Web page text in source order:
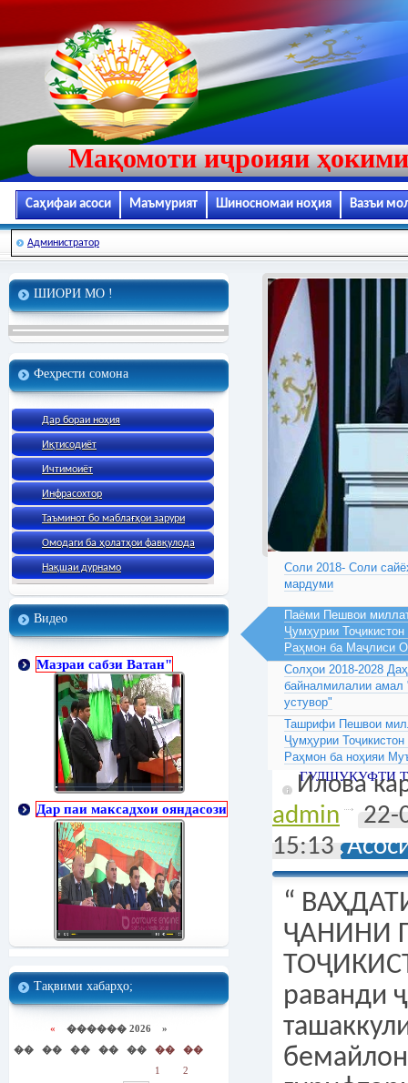
Мақомоти иҷроияи
Саҳифаи асоси Маъмурият Шиносномаи ноҳия Вазъи
Администратор
ШИОРИ МО !
Феҳрести сомона
Дар бораи ноҳия
Иқтисодиёт
Ичтимоиёт
Инфрасохтор
Таъминот бо маблағҳои зарури
Омодаги ба ҳолатҳои фавқулода
Нақшаи дурнамо
Видео
Мазраи сабзи Ватан"
Дар паи максадхои ояндасози
Тақвими хабарҳо;
« ������ 2026 »
��
�� �� �� �� ��
��
1
2
Соли 2018- Соли
мардуми
Паёми Пешвои
Ҷумҳурии
Раҳмон ба Маҷлиси
Солҳои 2018-2028
байналмилалии
устувор"
Ташрифи Пешвои
Ҷумҳурии
Раҳмон ба ноҳияи
ГУЛШУКУФТИ
Илова
admin
22-
15:13
“ ВАҲДАТИ МИЛЛӢ ҶАНИНИ ГУЛШУКУФТИ ТОҶИКИСТОН” Дар раванди ҷаҳонишавӣ ва ташаккули босуръату бемайлон, дунё гирифтори нооромиҳо ва баҳсу моҷароҳои гуногуне гардида истодааст, ки ин оромиву осоиштагӣ ва рафоқати миллатҳоро халалдор месозад. Дар ҷомеаи имрӯза кам давлатҳое, ҳастанд, ки аз калимаҳои“ Сулҳ”, “Ваҳдат”, “Дӯстӣ”, “Рафоқат” ва муродифи инҳо истифода баранду бар асоси ин калимаҳо ҳокимияти хешро бунёд созанд. Калимаи “ Ваҳдат” аслан вожаи арабӣ буда, ҳамрешаи калимаҳои “ воҳид”, “ тавҳид” , “ аҳд” ва ҳаммаънои калимаҳои “иттиҳод”,”муттаҳид” мебошад. Дар забони тоҷикӣ ин калима бо вожаҳои сулҳ, дӯстӣ, рафоқат, ҳамдилӣ ва сарҷамъӣ муродиф ҳисобида мешавад. Ин калима ҳанӯз асрҳо муқаддам дар эҷодиёти бузургони классик ва муосири мардуми мо истифода карда шудааст, ки далолат аз сулҳпарвариву иттиҳодии халқи тоҷик мекунад. Барои исботи ин гуфтаҳо, мисраъҳои вологуҳари Шайх Саъдиро мисол меоварем, ки пештоқи Созмони Миллали Муттаҳидро оро медиҳад ва ҳамчун рамзи ягонагӣ ва муттаҳидии тамоми давлатҳои ҷаҳон эътироф шудааст; Банӣ одам аъзои якдигаранд, Ки дар офариниш зи як гавҳаранд. Чу узве ба дард оварад рӯзгор, Дигар узвҳоро намонад қарор. Ё ин ки дар ҷойи дигаре Ҳофизи Шерозӣ дар мавзӯи дӯстиву якдилӣ чунин абёти зебоеро ба қалам додааст; Дарахти дӯстӣ биншон, ки коми дил ба бор орад, Ниҳоли душманӣ баркан, ки ранҷи бешумор орад. Баъдан, дар нимаи дуюми асри 20 алакай моҳияти Ваҳдат рӯ ба таҳаввул ниҳода, маънои васеътареро дар худ ҷой намуд. Дар таърих солҳои 50-60-уми асри 20 ҳамчун солҳои рӯ ба тараққӣ ва сулҳгароии миллатҳо ёдоварӣ мешавад. Зеро маҳз дар давоми ин солҳо чандин мамлакатҳои Африка ба Истиқлолият расида, бо дигар кишварҳои ҷаҳон сулҳро барқарор карданд ва ин давраро Шоири халқии Тоҷикистон Мирзо Турсунзода, ки дар ин вақт чун намояндаи ИҶШС баҳри мардумонро ба сулҳу салоҳ даъват кардан, ба мамлакатҳои Осиёву Африқо сафар мекард, дар мисраъҳои шеърияш хеле зебо тасвир кардааст; Сулҳ бо имзои моҳо – мардумони офтоб, Менамояд нақшаҳои ҷангҷӯёнро хароб. Ваҳдат занҷираеро мемонад, ки миёни қавмҳо, миллатҳо, давлатҳо ва умуман ҷомеаи ҷаҳонӣ як ҳамбастагӣ ва дӯстиеро пайваст месозад. Пойдории ҷаҳони имрӯза, бақои миллатҳо ва ҳамкориҳои босуботи давлатҳои ҷаҳон аз вуҷуди ваҳдату рафоқат дарак медиҳад. Ҳанӯз асрҳо муқаддам, инсоният кӯшиш ба харҷ медод, то мушкилоту норасоиҳои ҷойдоштаро бо роҳи сулҳ ва субот ҳал намояд. Ин раванд ҳарчанд дар шароити ҷаҳонишавӣ каме халалдор ва табдил ба таҳдиду зӯроварӣ шуда бошад ҳам, хушбахтона мазмуну моҳияти худро гум накардааст ва ҳанӯз миёни миллатҳо ва давлатҳо ҷой дорад. Азамати Ваҳдат дар он ҳувайдост, ки миллат, забон, фарҳанг, нажод ва давлат намепурсад ва ба он кор надорад. Ваҳдат як робитаи устувор аст, ки метавонад миёни дилхоҳ шахс, дилхоҳ ҷамъият, дилхоҳ халқу миллат ва давлатҳо ба воситаи қалбу ақл барқарор гардад. Доираи Ваҳдат маҳдуд нест ва ҳар он кас, ки ин ҷодаро пеша кунад, бешубҳа ба баҳористони сабзтарини ҳаёт мерасад. Муқаддасоти миллии мо ва ҳама арзишҳои волои ин сарзамин - забон, фарҳанг, Истиқлолият, озодӣ ва дигар муқаддасоти давлати мо он вақт маъно пайдо мекунанд, он вақт муқаддас ҳисобида мешаванд, ки дар сарзаминамон Ваҳдати миллӣ барқарор бошад. Ваҳдати миллӣ чист? Ваҳдати миллӣ эҳсоси ягонагӣ, ҳамсириштӣ, ҳамдигарфаҳмӣ ва пойдории як халқ, як миллат аст. Барои ба вуҷуд омадану шакл гирифтан, пойдор ва хусусан бегазанд гардидани Ваҳдат як халқ ва миллат бояд ин ягонагиро дар ҷисму ҷони худ, аз кӯраи сӯзони асрҳо бигзаронад ва имтиҳонҳои гарони сарнавиштро бо пирӯзӣ пушти сар намояд ва пеш аз ҳама таҳаммулпазиру содиқ бошад. Акнун назаре мефаканем ба таърихи ба даст оврадани Ваҳдати миллии халқи тоҷик. Мардуми тоҷик дар таърихи тӯлонии худ давраҳои бисёр сахту сангинро сипарӣ намуда, бо фарҳанги воло, хиради азалӣ ва тадбиру таҳаммул аз ҳама гуна бӯҳронҳои иҷтимоиву маънавӣ раҳоӣ ёфтааст. Родмардони фидоӣ ва фарзандони фарзонаи ин мардум тавонистаанд, ки истиқлолияту озодӣ ва асолату ҳувияти миллиро бо ҷасорату матонат, зиракиву фаросат ва ҳусни тадбир ҳифз намуда, ба онҳо ҷило ва бақои тоза бахшанд. Агар ба таърих назар афканем, миллати тоҷик ҳарчанд пас аз парокандашавии давлати Сомониён соҳибистиқлолияташро аз даст дода буд, аммо Ваҳдати миллии худро тавонист нигоҳ дорад ва ин ваҳдатро кӯшиш мекард бо дигар қавму миллаҳо низ барқарор созад. Мо, аз азал миллати сулҳдӯстем ва ваҳдату ягонагӣ шиори мо буд. Мутаасифона, пас аз пошхӯрии ИҶШС ва қабули Эъломиияи Истиқлолияти давлатии Ҷумҳурии Тоҷкистон миллати мо гирифтори офати ҷанги шаҳрвандӣ гашт. Мо тавонистем ормони ҳазорсолаи худ - Истиқлолиятро ба даст орем, аммо мутаасифона бо таъсири гуруҳҳо ва ҳар гуна равияҳои ифротиву зиддиҳукуматӣ оромиву осоиштагии миллати мо аз байн бурда шуд. Душманону бадхоҳони миллати тоҷик